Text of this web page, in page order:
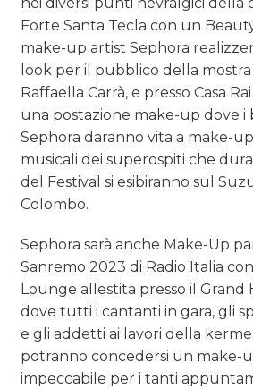
Forte Santa Tecla con un
make-up artist Sephora
look per il pubblico della
Raffaella Carrà, e presso Casa
una postazione make-up dove i
Sephora daranno vita a make-
musicali dei superospiti che
del Festival si esibiranno sul
Colombo.
Sephora sarà anche Make-Up
Sanremo 2023 di Radio Italia
Lounge allestita presso il Grand
dove tutti i cantanti in gara, gli
e gli addetti ai lavori della
potranno concedersi un make-
impeccabile per i tanti